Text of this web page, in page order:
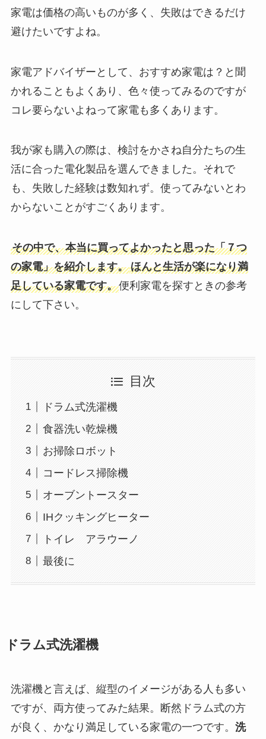
家電は価格の高いものが多く、失敗はできるだけ
避けたいですよね。
家電アドバイザーとして、おすすめ家電は？と聞
かれることもよくあり、色々使ってみるのですが
コレ要らないよねって家電も多くあります。
我が家も購入の際は、検討をかさね自分たちの生
活に合った電化製品を選んできました。それで
も、失敗した経験は数知れず。使ってみないとわ
からないことがすごくあります。
その中で、本当に買ってよかったと思った「７つ
の家電」を紹介します。 ほんと生活が楽になり満
足している家電です。便利家電を探すときの参考
にして下さい。
目次
ドラム式洗濯機
食器洗い乾燥機
お掃除ロボット
コードレス掃除機
オーブントースター
IHクッキングヒーター
トイレ アラウーノ
最後に
ドラム式洗濯機
洗濯機と言えば、縦型のイメージがある人も多い
ですが、両方使ってみた結果。断然ドラム式の方
が良く、かなり満足している家電の一つです。 洗